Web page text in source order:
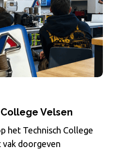
Velsen
het Technisch College
vak doorgeven